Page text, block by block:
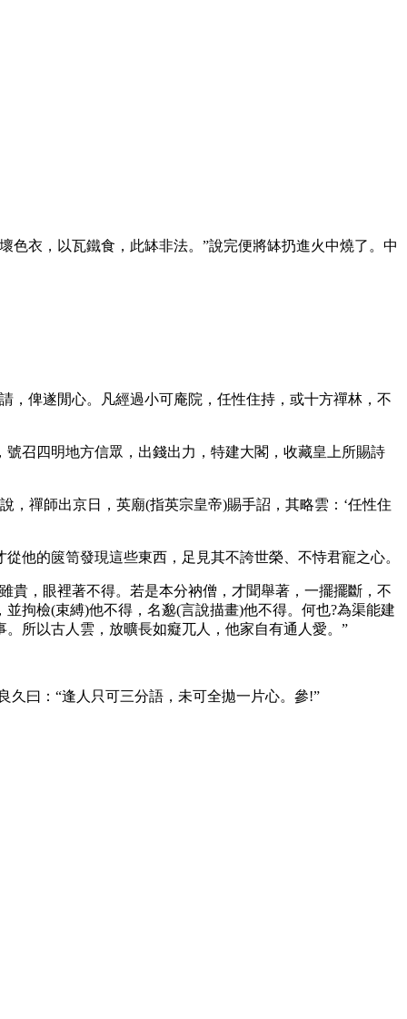
衣，以瓦鐵食，此缽非法。”說完便將缽扔進火中燒了。中
俾遂閒心。凡經過小可庵院，任性住持，或十方禪林，不
召四明地方信眾，出錢出力，特建大閣，收藏皇上所賜詩
禪師出京日，英廟(指英宗皇帝)賜手詔，其略雲：‘任性住
的篋笥發現這些東西，足見其不誇世榮、不恃君寵之心。
，眼裡著不得。若是本分衲僧，才聞舉著，一擺擺斷，不
拘檢(束縛)他不得，名邈(言說描畫)他不得。何也?為渠能建
所以古人雲，放曠長如癡兀人，他家自有通人愛。”
曰：“逢人只可三分語，未可全拋一片心。參!”